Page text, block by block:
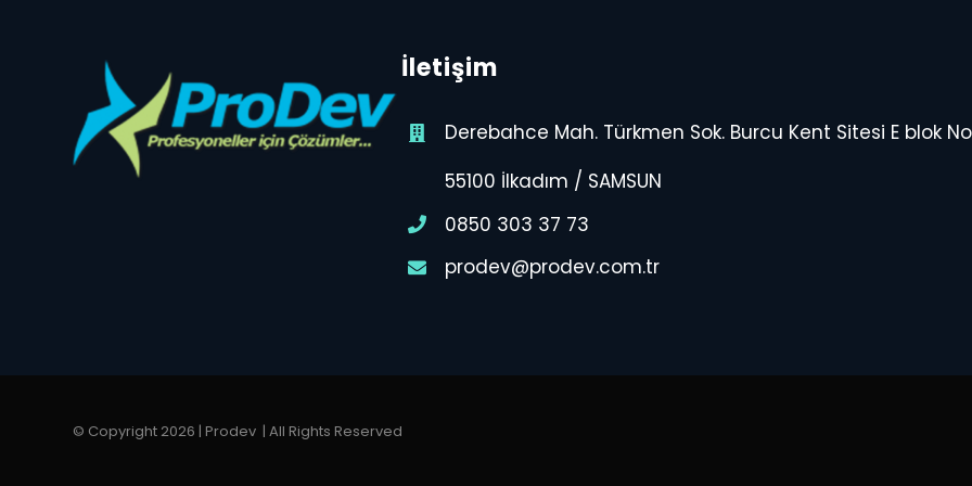
İletişim
Derebahce Mah. Türkmen Sok. Burcu Kent Sitesi E blok
55100 İlkadım / SAMSUN
0850 303 37 73
prodev@prodev.com.tr
© Copyright 2026 | Prodev | All Rights Reserved